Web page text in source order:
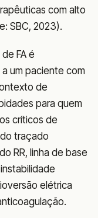
com alto
SBC, 2023).
FA é
um paciente com
de
para quem
críticos de
traçado
RR, linha de base
elétrica